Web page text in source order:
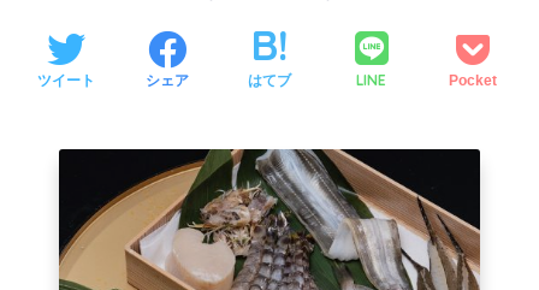
ツイート シェア はてブ LINE Pocket